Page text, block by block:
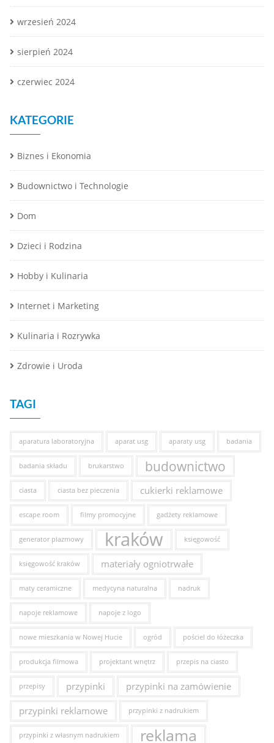
wrzesień 2024
sierpień 2024
czerwiec 2024
KATEGORIE
Biznes i Ekonomia
Budownictwo i Technologie
Dom
Dzieci i Rodzina
Hobby i Kulinaria
Internet i Marketing
Kulinaria i Rozrywka
Zdrowie i Uroda
TAGI
aparatura laboratoryjna aparat usg aparaty usg badania
badania składu brukarstwo budownictwo
ciasta ciasta bez pieczenia cukierki reklamowe
escape room filmy promocyjne gadżety reklamowe
generator plazmowy kraków księgowość
księgowość kraków materiały ogniotrwałe
maty ceramiczne medycyna naturalna nadruk
napoje reklamowe napoje z logo
nowe mieszkania w Nowej Hucie ogród pościel do łóżeczka
produkcja filmowa projektant wnętrz przepis na ciasto
przepisy przypinki
przypinki na zamówienie
przypinki reklamowe
przypinki z nadrukiem
przypinki z własnym nadrukiem reklama